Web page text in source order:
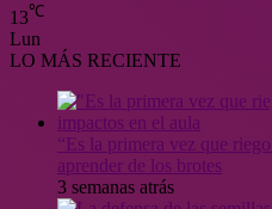
13℃
Lun
LO MÁS RECIENTE
“Es la primera vez que
aprender de los brotes
3 semanas atrás